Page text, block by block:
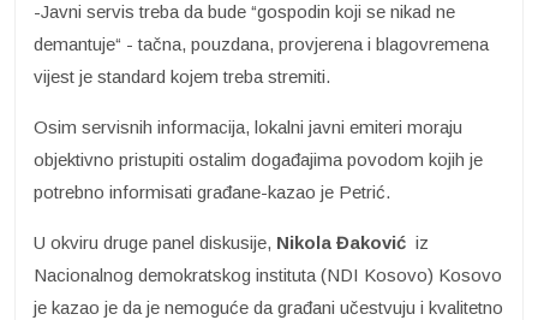
-Javni servis treba da bude “gospodin koji se nikad ne
demantuje“ - tačna, pouzdana, provjerena i blagovremena
vijest je standard kojem treba stremiti.
Osim servisnih informacija, lokalni javni emiteri moraju
objektivno pristupiti ostalim događajima povodom kojih je
potrebno informisati građane-kazao je Petrić.
U okviru druge panel diskusije, Nikola Đaković iz
Nacionalnog demokratskog instituta (NDI Kosovo) Kosovo
je kazao je da je nemoguće da građani učestvuju i kvalitetno